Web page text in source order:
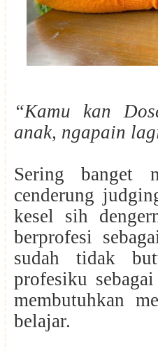
“Kamu kan
anak, ngapain
Sering banget
cenderung
kesel sih
berprofesi
sudah tidak
profesiku
membutuhkan
belajar.